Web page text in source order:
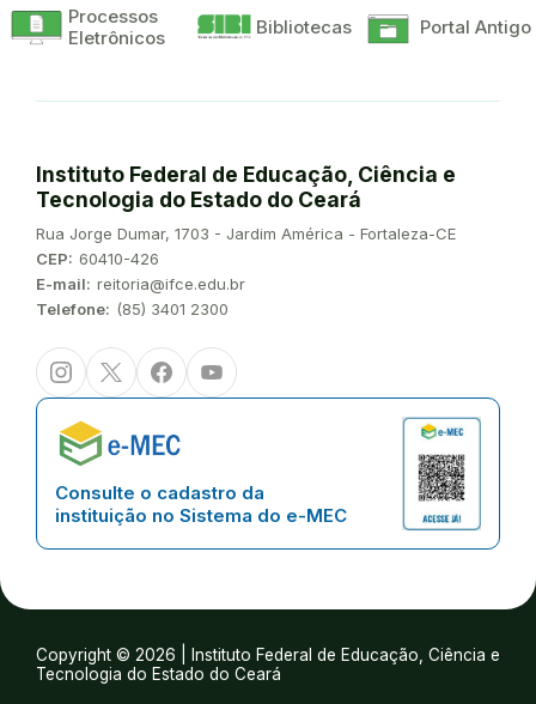
Processos
Eletrônicos
Bibliotecas Portal Antigo
Instituto Federal de Educação, Ciência e
Tecnologia do Estado do Ceará
Endereço:
Rua Jorge Dumar, 1703 - Jardim América - Fortaleza-CE
CEP: 60410-426
E-mail: reitoria@ifce.edu.br
Telefone: (85) 3401 2300
InstagramTwitter/XFacebookYoutube
Consulte o cadastro da
instituição no Sistema do e-MEC
Copyright © 2026 | Instituto Federal de Educação, Ciência e
Tecnologia do Estado do Ceará